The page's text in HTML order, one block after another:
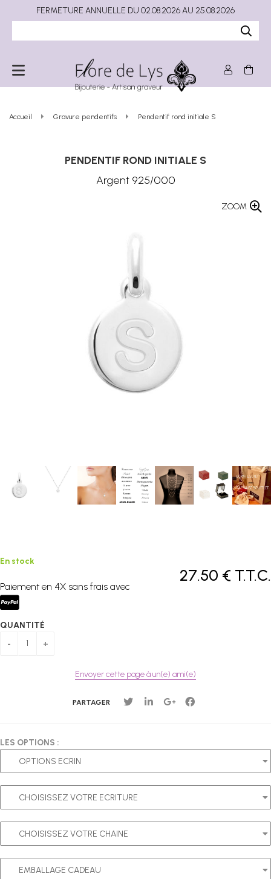
Accueil Gravure pendentifs Pendentif rond initiale S
PENDENTIF ROND INITIALE S
Argent 925/000
ZOOM
27.50 € T.T.C.
En stock
Paiement en 4X sans frais avec
QUANTITÉ
Envoyer cette page à un(e) ami(e)
PARTAGER
LES OPTIONS :
FERMETURE ANNUELLE DU 02.08.2026 AU 25.08.2026